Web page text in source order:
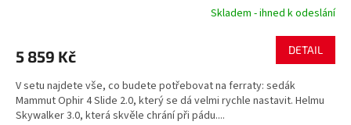
Skladem - ihned k odeslání
5 859 Kč DETAIL
V setu najdete vše, co budete potřebovat na ferraty: sedák
Mammut Ophir 4 Slide 2.0, který se dá velmi rychle nastavit. Helmu
Skywalker 3.0, která skvěle chrání při pádu....